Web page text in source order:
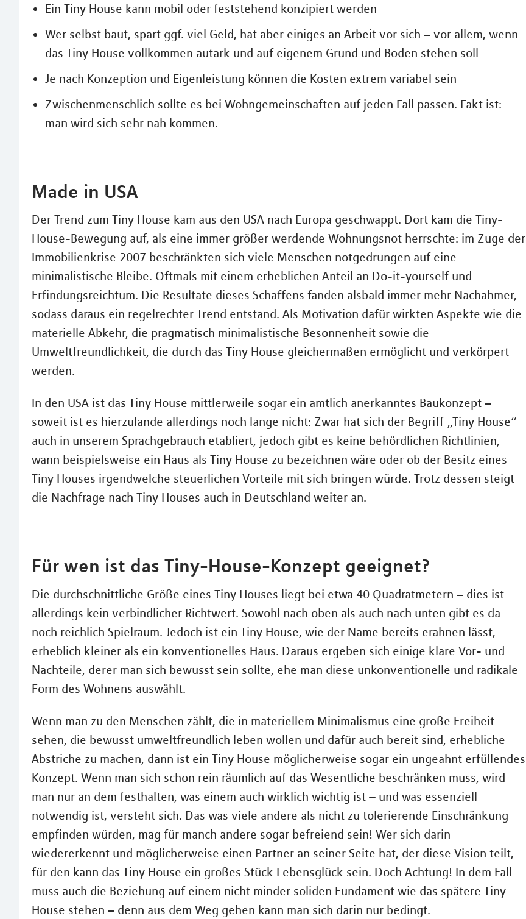
Ein Tiny House kann mobil oder feststehend konzipiert werden
Wer selbst baut, spart ggf. viel Geld, hat aber einiges an Arbeit vor sich – vor allem, wenn
das Tiny House vollkommen autark und auf eigenem Grund und Boden stehen soll
Je nach Konzeption und Eigenleistung können die Kosten extrem variabel sein
Zwischenmenschlich sollte es bei Wohngemeinschaften auf jeden Fall passen. Fakt ist:
man wird sich sehr nah kommen.
Made in USA
Der Trend zum Tiny House kam aus den USA nach Europa geschwappt. Dort kam die Tiny-
House-Bewegung auf, als eine immer größer werdende Wohnungsnot herrschte: im Zuge der
Immobilienkrise 2007 beschränkten sich viele Menschen notgedrungen auf eine
minimalistische Bleibe. Oftmals mit einem erheblichen Anteil an Do-it-yourself und
Erfindungsreichtum. Die Resultate dieses Schaffens fanden alsbald immer mehr Nachahmer,
sodass daraus ein regelrechter Trend entstand. Als Motivation dafür wirkten Aspekte wie die
materielle Abkehr, die pragmatisch minimalistische Besonnenheit sowie die
Umweltfreundlichkeit, die durch das Tiny House gleichermaßen ermöglicht und verkörpert
werden.
In den USA ist das Tiny House mittlerweile sogar ein amtlich anerkanntes Baukonzept –
soweit ist es hierzulande allerdings noch lange nicht: Zwar hat sich der Begriff „Tiny House“
auch in unserem Sprachgebrauch etabliert, jedoch gibt es keine behördlichen Richtlinien,
wann beispielsweise ein Haus als Tiny House zu bezeichnen wäre oder ob der Besitz eines
Tiny Houses irgendwelche steuerlichen Vorteile mit sich bringen würde. Trotz dessen steigt
die Nachfrage nach Tiny Houses auch in Deutschland weiter an.
Für wen ist das Tiny-House-Konzept geeignet?
Die durchschnittliche Größe eines Tiny Houses liegt bei etwa 40 Quadratmetern – dies ist
allerdings kein verbindlicher Richtwert. Sowohl nach oben als auch nach unten gibt es da
noch reichlich Spielraum. Jedoch ist ein Tiny House, wie der Name bereits erahnen lässt,
erheblich kleiner als ein konventionelles Haus. Daraus ergeben sich einige klare Vor- und
Nachteile, derer man sich bewusst sein sollte, ehe man diese unkonventionelle und radikale
Form des Wohnens auswählt.
Wenn man zu den Menschen zählt, die in materiellem Minimalismus eine große Freiheit
sehen, die bewusst umweltfreundlich leben wollen und dafür auch bereit sind, erhebliche
Abstriche zu machen, dann ist ein Tiny House möglicherweise sogar ein ungeahnt erfüllendes
Konzept. Wenn man sich schon rein räumlich auf das Wesentliche beschränken muss, wird
man nur an dem festhalten, was einem auch wirklich wichtig ist – und was essenziell
notwendig ist, versteht sich. Das was viele andere als nicht zu tolerierende Einschränkung
empfinden würden, mag für manch andere sogar befreiend sein! Wer sich darin
wiedererkennt und möglicherweise einen Partner an seiner Seite hat, der diese Vision teilt,
für den kann das Tiny House ein großes Stück Lebensglück sein. Doch Achtung! In dem Fall
muss auch die Beziehung auf einem nicht minder soliden Fundament wie das spätere Tiny
House stehen – denn aus dem Weg gehen kann man sich darin nur bedingt.